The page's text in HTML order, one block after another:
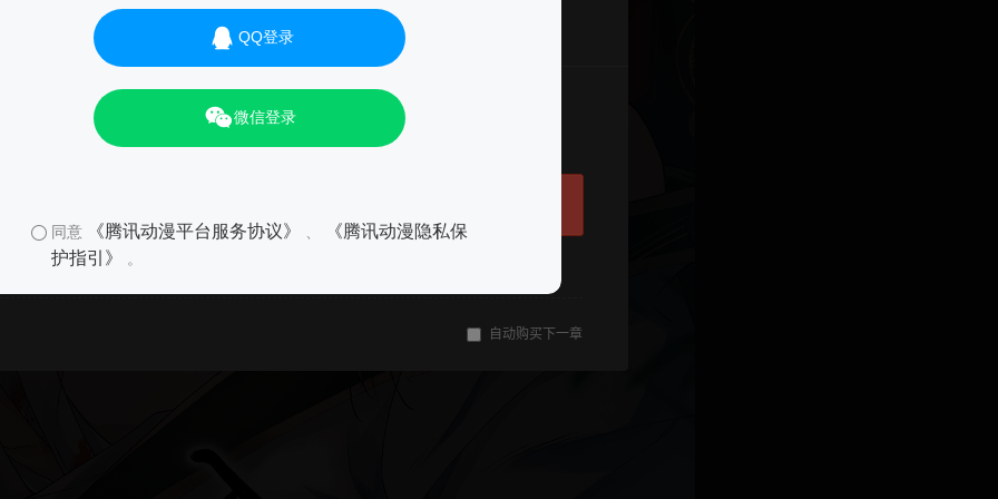
QQ登录
微信登录
同意 《腾讯动漫平台服务协议》
《腾讯动漫隐私保
护指引》
。